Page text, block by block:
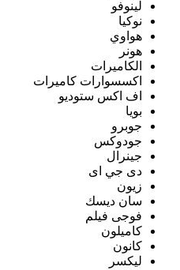
لينوفو
نوكيا
هواوي
هونر
الكاميرات
اكسسوارات كاميرات
اف اكس ستوديو
بويا
جوبرو
جودوكس
جينرال
دى جي اى
زيون
سان ديسك
فوجى فيلم
كاميلون
كانون
ليكسر